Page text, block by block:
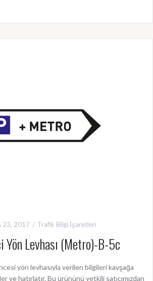
23, 2017 Trafik Bilgi İşaretleri
Yön Levhası (Metro)-B-5c
yön levhasıyla verilen bilgileri kavşağa
ve hatırlatır. Bu ürününü yetkili satıcımızdan